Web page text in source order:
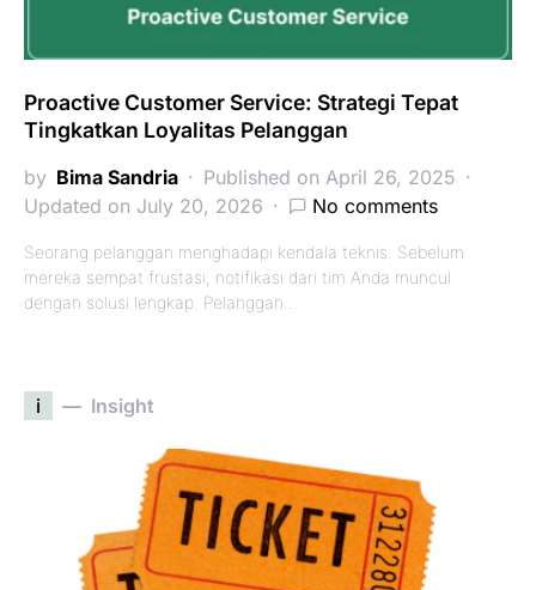
Proactive Customer Service: Strategi Tepat
Tingkatkan Loyalitas Pelanggan
by Bima Sandria
Published on April 26, 2025
Updated on July 20, 2026
No comments
Seorang pelanggan menghadapi kendala teknis. Sebelum
mereka sempat frustasi, notifikasi dari tim Anda muncul
dengan solusi lengkap. Pelanggan…
i Insight